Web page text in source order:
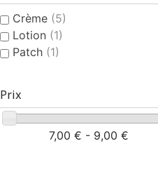
Crème (5)
Lotion (1)
Patch (1)
Prix
7,00 € - 9,00 €